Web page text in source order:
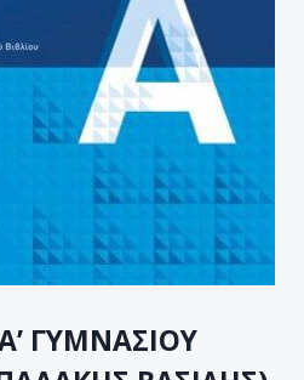
ΓΥΜΝΑΣΙΟΥ